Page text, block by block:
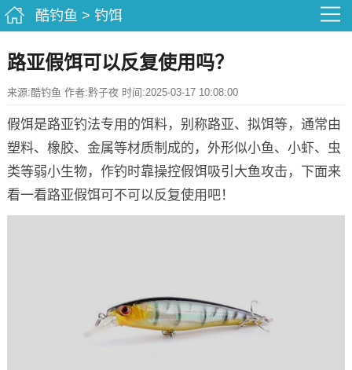
酷钓鱼 > 钓饵
路亚假饵可以反复使用吗？
来源:酷钓鱼 作者:黔子夜 时间:2025-03-17 10:08:00
假饵是路亚钓法专用的饵料，别称路亚、拟饵等，通常由
塑料、橡胶、金属等材质制成的，外形似小鱼、小虾、虫
类等弱小生物，作钓时靠操控假饵吸引大鱼攻击，下面来
看一看路亚假饵可不可以反复使用吧！